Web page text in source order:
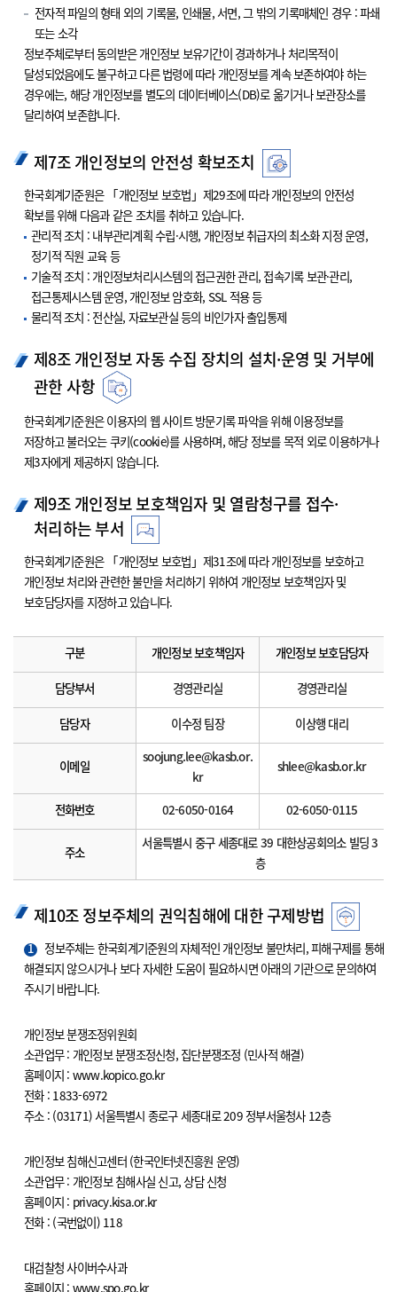
전자적 파일의 형태 외의 기록물, 인쇄물, 서면, 그 밖의 기록매체인 경우 : 파쇄
또는 소각
정보주체로부터 동의받은 개인정보 보유기간이 경과하거나 처리목적이
달성되었음에도 불구하고 다른 법령에 따라 개인정보를 계속 보존하여야 하는
경우에는, 해당 개인정보를 별도의 데이터베이스(DB)로 옮기거나 보관장소를
달리하여 보존합니다.
제7조 개인정보의 안전성 확보조치
한국회계기준원은 「개인정보 보호법」제29조에 따라 개인정보의 안전성
확보를 위해 다음과 같은 조치를 취하고 있습니다.
관리적 조치 : 내부관리계획 수립·시행, 개인정보 취급자의 최소화 지정 운영,
정기적 직원 교육 등
기술적 조치 : 개인정보처리시스템의 접근권한 관리, 접속기록 보관·관리,
접근통제시스템 운영, 개인정보 암호화, SSL 적용 등
물리적 조치 : 전산실, 자료보관실 등의 비인가자 출입통제
제8조 개인정보 자동 수집 장치의 설치·운영 및 거부에
관한 사항
한국회계기준원은 이용자의 웹 사이트 방문기록 파악을 위해 이용정보를
저장하고 불러오는 쿠키(cookie)를 사용하며, 해당 정보를 목적 외로 이용하거나
제3자에게 제공하지 않습니다.
제9조 개인정보 보호책임자 및 열람청구를 접수·
처리하는 부서
한국회계기준원은 「개인정보 보호법」제31조에 따라 개인정보를 보호하고
개인정보 처리와 관련한 불만을 처리하기 위하여 개인정보 보호책임자 및
보호담당자를 지정하고 있습니다.
구분 개인정보 보호책임자 개인정보 보호담당자
담당부서 경영관리실 경영관리실
담당자 이수정 팀장 이상행 대리
이메일
soojung.lee@kasb.or.
kr
shlee@kasb.or.kr
전화번호 02-6050-0164 02-6050-0115
주소
서울특별시 중구 세종대로 39 대한상공회의소 빌딩 3
층
제10조 정보주체의 권익침해에 대한 구제방법
1
정보주체는 한국회계기준원의 자체적인 개인정보 불만처리, 피해구제를 통해
해결되지 않으시거나 보다 자세한 도움이 필요하시면 아래의 기관으로 문의하여
주시기 바랍니다.
개인정보 분쟁조정위원회
소관업무 : 개인정보 분쟁조정신청, 집단분쟁조정 (민사적 해결)
홈페이지 : www.kopico.go.kr
전화 : 1833-6972
주소 : (03171) 서울특별시 종로구 세종대로 209 정부서울청사 12층
개인정보 침해신고센터 (한국인터넷진흥원 운영)
소관업무 : 개인정보 침해사실 신고, 상담 신청
홈페이지 : privacy.kisa.or.kr
전화 : (국번없이) 118
대검찰청 사이버수사과
홈페이지 : www.spo.go.kr